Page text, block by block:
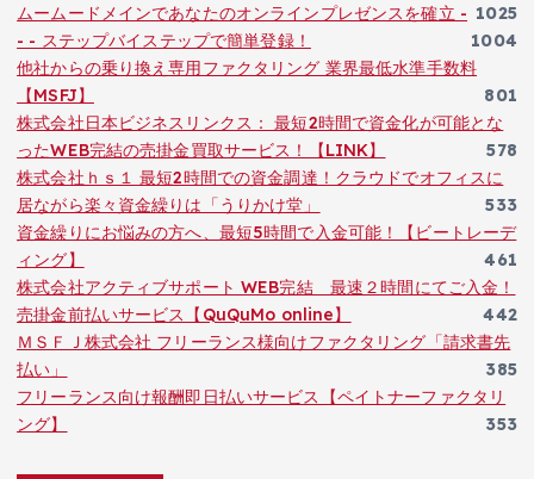
1025
ムームードメインであなたのオンラインプレゼンスを確立 -
- - ステップバイステップで簡単登録！
1004
他社からの乗り換え専用ファクタリング 業界最低水準手数料
【MSFJ】
801
株式会社日本ビジネスリンクス： 最短2時間で資金化が可能とな
ったWEB完結の売掛金買取サービス！【LINK】
578
株式会社ｈｓ１ 最短2時間での資金調達！クラウドでオフィスに
居ながら楽々資金繰りは「うりかけ堂」
533
資金繰りにお悩みの方へ、最短5時間で入金可能！【ビートレーデ
ィング】
461
株式会社アクティブサポート WEB完結 最速２時間にてご入金！
売掛金前払いサービス【QuQuMo online】
442
ＭＳＦＪ株式会社 フリーランス様向けファクタリング「請求書先
払い」
385
フリーランス向け報酬即日払いサービス【ペイトナーファクタリ
ング】
353